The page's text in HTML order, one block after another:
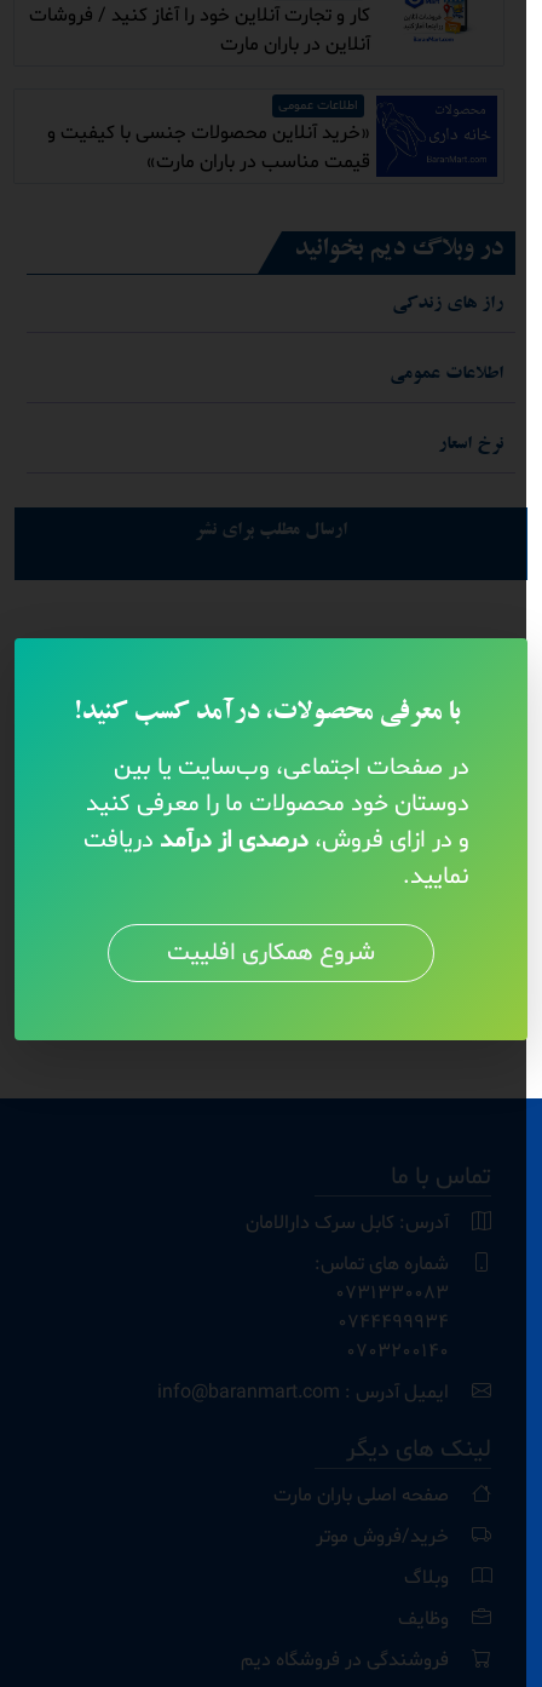
کار و تجارت آنلاين خود را آغاز کنید / فروشات
آنلاين در باران مارت
اطلاعات عمومی
«خرید آنلاین محصولات جنسی با کیفیت و
قیمت مناسب در باران مارت»
در وبلاگ دیم بخوانید
راز های زندکی
اطلاعات عمومی
نرخ اسعار
ارسال مطلب برای نشر
با معرفی محصولات، درآمد کسب کنید!
در صفحات اجتماعی، وب‌سایت یا بین
دوستان خود محصولات ما را معرفی کنید
و در ازای فروش،درصدی از درآمددریافت
نمایید.
شروع همکاری افلییت
تماس با ما
آدرس: کابل سرک دارالامان
شماره های تماس:
0731330083
0744499934
0703200140
ایمیل آدرس : info@baranmart.com
لینک های دیگر
صفحه اصلی باران مارت
خرید/فروش موتر
وبلاگ
وظایف
فروشندگی در فروشگاه دیم